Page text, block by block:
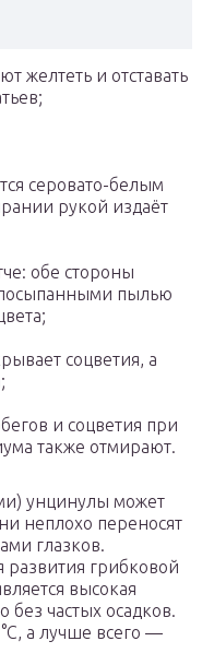
желтеть и отставать
серовато-белым
рукой издаёт
обе стороны
посыпанными пылью
соцветия, а
и соцветия при
также отмирают.
унцинулы может
неплохо переносят
глазков.
грибковой
высокая
без частых осадков.
а лучше всего —